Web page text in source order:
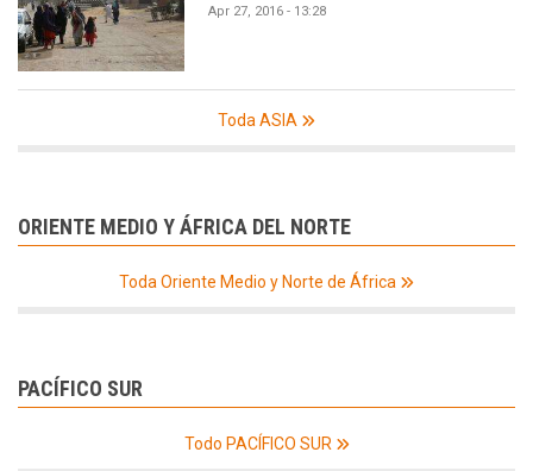
Apr 27, 2016 - 13:28
Toda ASIA
ORIENTE MEDIO Y ÁFRICA DEL NORTE
Toda Oriente Medio y Norte de África
PACÍFICO SUR
Todo PACÍFICO SUR